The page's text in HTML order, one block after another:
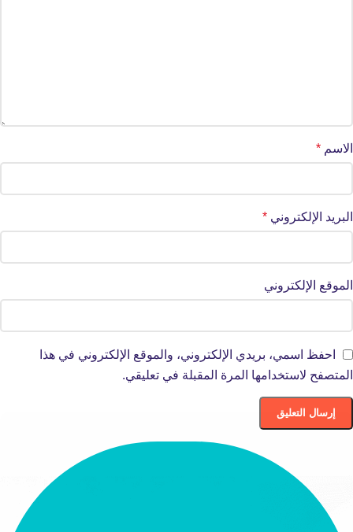
الاسم *
البريد الإلكتروني *
الموقع الإلكتروني
احفظ اسمي، بريدي الإلكتروني، والموقع الإلكتروني في هذا
المتصفح لاستخدامها المرة المقبلة في تعليقي.